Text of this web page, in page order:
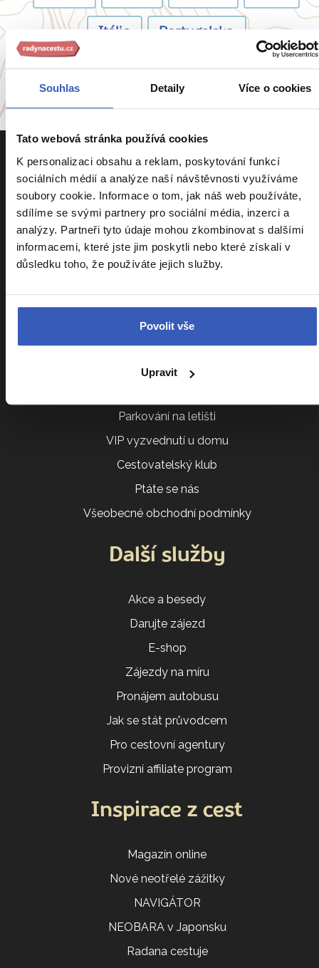
Souhlas Detaily Více o cookies
Tato webová stránka používá cookies
K personalizaci obsahu a reklam, poskytování funkcí
sociálních médií a analýze naší návštěvnosti využíváme
soubory cookie. Informace o tom, jak náš web používáte,
sdílíme se svými partnery pro sociální média, inzerci a
analýzy. Partneři tyto údaje mohou zkombinovat s dalšími
informacemi, které jste jim poskytli nebo které získali v
důsledku toho, že používáte jejich služby.
Povolit vše
Upravit
Itálie Portugalsko
a54 dalších koutů světa
Informace k zájezdům
Cestovní pojištění Kooperativa
Cestovní pojištění Slavia
Kalendář zájezdů
Srovnání zájezdů
Náročnost zájezdů
Parkování na letišti
VIP vyzvednutí u domu
Cestovatelský klub
Ptáte se nás
Všeobecné obchodní podmínky
Další služby
Akce a besedy
Darujte zájezd
E-shop
Zájezdy na míru
Pronájem autobusu
Jak se stát průvodcem
Pro cestovní agentury
Provizní affiliate program
Inspirace z cest
Magazín online
Nové neotřelé zážitky
NAVIGÁTOR
NEOBARA v Japonsku
Radana cestuje